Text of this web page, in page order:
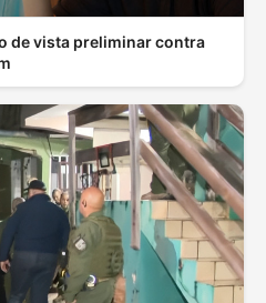
de vista preliminar contra